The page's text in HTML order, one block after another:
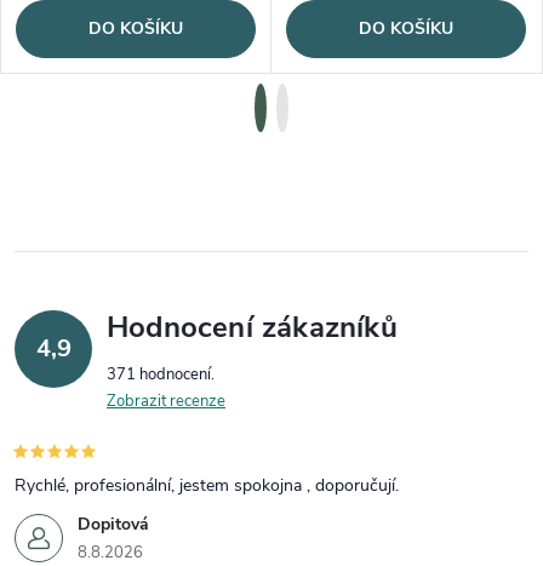
DO KOŠÍKU DO KOŠÍKU
4,9
Hodnocení zákazníků
371 hodnocení
Zobrazit recenze
Dopitová
8.8.2026
Rychlé, profesionální, jestem spokojna , doporučují.